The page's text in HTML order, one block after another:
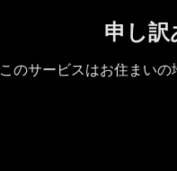
申し訳
このサービスはお住まいの